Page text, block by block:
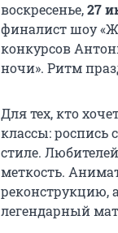
воскресенье,27
финалист шоу
конкурсов
ночи». Ритм
Для тех, кто
классы: роспись
стиле.
меткость.
реконструкцию,
легендарный